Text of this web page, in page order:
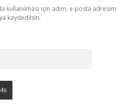
kullanılması için adım, e-posta adresim
kaydedilsin.